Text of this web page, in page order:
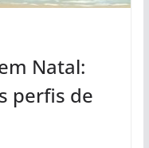
Natal:
perfis de